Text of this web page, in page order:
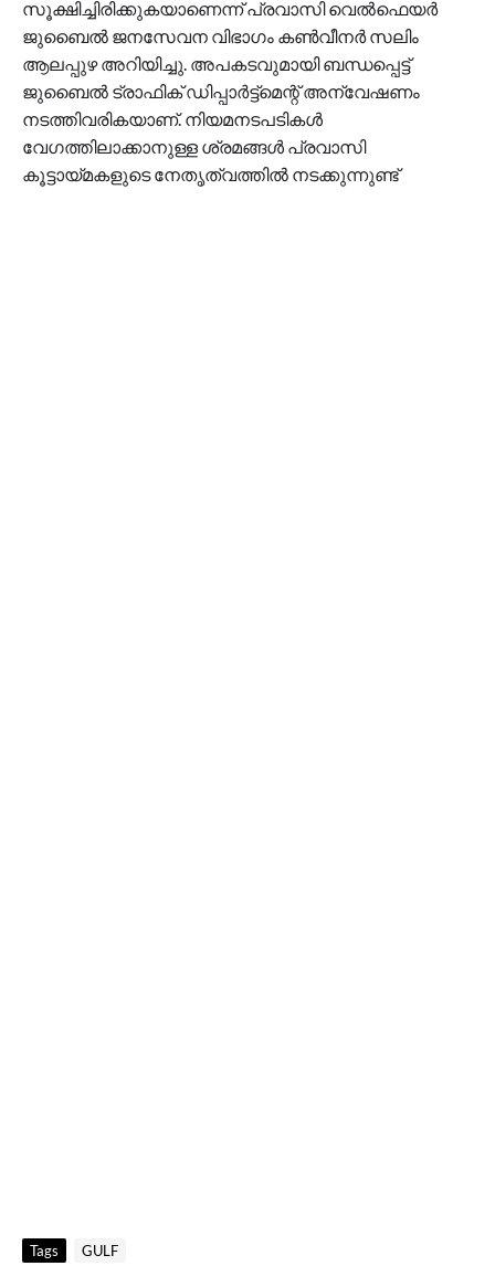
സൂക്ഷിച്ചിരിക്കുകയാണെന്ന് പ്രവാസി വെൽഫെയർ
ജുബൈൽ ജനസേവന വിഭാഗം കൺവീനർ സലിം
ആലപ്പുഴ അറിയിച്ചു. അപകടവുമായി ബന്ധപ്പെട്ട്
ജുബൈൽ ട്രാഫിക് ഡിപ്പാർട്ട്‌മെന്റ് അന്വേഷണം
നടത്തിവരികയാണ്. നിയമനടപടികൾ
വേഗത്തിലാക്കാനുള്ള ശ്രമങ്ങൾ പ്രവാസി
കൂട്ടായ്മകളുടെ നേതൃത്വത്തിൽ നടക്കുന്നുണ്ട്
Tags GULF